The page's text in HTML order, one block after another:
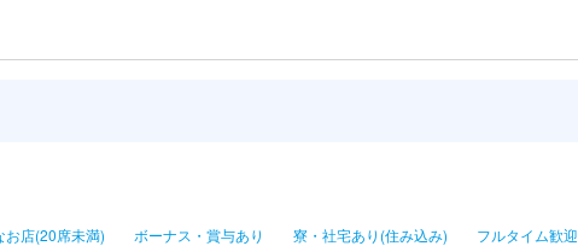
お店(20席未満) ボーナス・賞与あり 寮・社宅あり(住み込み) フルタイム歓迎